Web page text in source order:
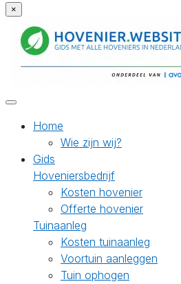
×
Home
Wie zijn wij?
Gids
Hoveniersbedrijf
Kosten hovenier
Offerte hovenier
Tuinaanleg
Kosten tuinaanleg
Voortuin aanleggen
Tuin ophogen